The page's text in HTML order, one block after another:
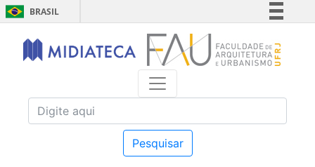
BRASIL
Simplifique!
Comunica BR
Acesso à informação
Pesquisar